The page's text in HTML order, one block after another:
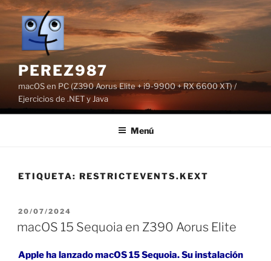
Saltar
contenido
PEREZ987
macOS en PC (Z390 Aorus Elite + i9-9900 + RX 6600 XT) /
Ejercicios de .NET y Java
Menú
ETIQUETA: RESTRICTEVENTS.KEXT
PUBLICADO
20/07/2024
macOS 15 Sequoia en Z390 Aorus Elite
Apple ha lanzado macOS 15 Sequoia. Su instalación